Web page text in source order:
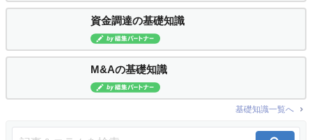
資本政策を無料でお試し
無料でアンケート
匿名360°評価
ちょこっと相談とは？
資金調達の基礎知識
M&Aの基礎知識
基礎知識一覧へ